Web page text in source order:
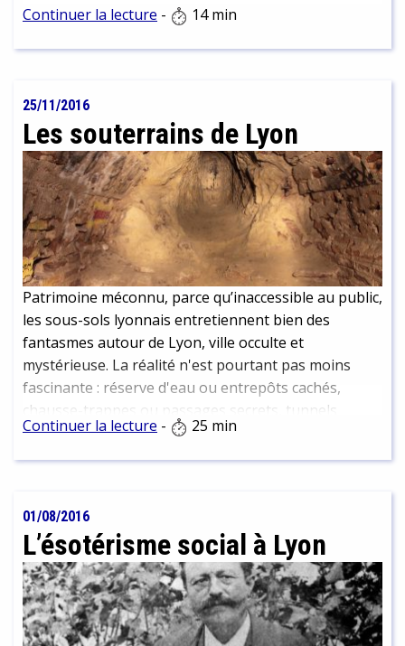
Jean et Saint Paul, n’est alors qu’une zone d’habitats
étroites où le soleil ne pénètre jamais.
Continuer la lecture - 14 min
25/11/2016
Les souterrains de Lyon
Patrimoine méconnu, parce qu’inaccessible au public,
les sous-sols lyonnais entretiennent bien des
fantasmes autour de Lyon, ville occulte et
mystérieuse. La réalité n'est pourtant pas moins
fascinante : réserve d'eau ou entrepôts cachés,
chausse-trappes ou passages secrets, tunnels
d'évasion ou caves labyrinthiques d'abbayes, ces
vestiges en creux témoignent d'une histoire « en
aujourd'hui encore menacé par des projets
immobiliers.
Continuer la lecture - 25 min
01/08/2016
L’ésotérisme social à Lyon